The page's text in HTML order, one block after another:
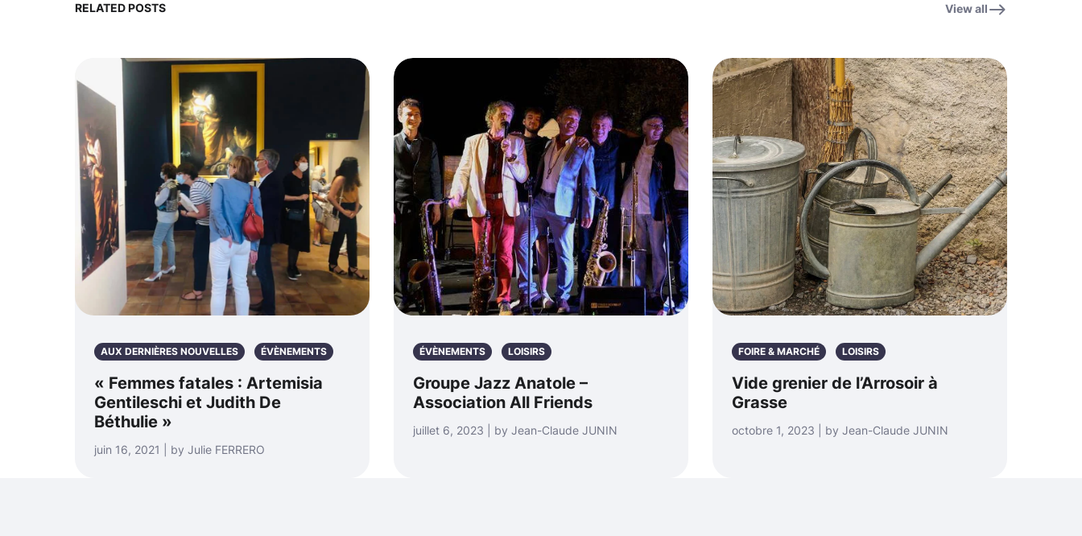
RELATED POSTS View all
AUX DERNIÈRES NOUVELLES ÉVÈNEMENTS
« Femmes fatales : Artemisia
Gentileschi et Judith De
Béthulie »
juin 16, 2021 | by Julie FERRERO
ÉVÈNEMENTS LOISIRS
Groupe Jazz Anatole –
Association All Friends
juillet 6, 2023 | by Jean-Claude JUNIN
FOIRE & MARCHÉ LOISIRS
Vide grenier de l’Arrosoir à
Grasse
octobre 1, 2023 | by Jean-Claude JUNIN